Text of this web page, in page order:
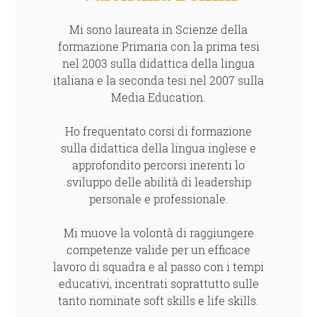
Mi sono laureata in Scienze della
formazione Primaria con la prima tesi
nel 2003 sulla didattica della lingua
italiana e la seconda tesi nel 2007 sulla
Media Education.
Ho frequentato corsi di formazione
sulla didattica della lingua inglese e
approfondito percorsi inerenti lo
sviluppo delle abilità di leadership
personale e professionale.
Mi muove la volontà di raggiungere
competenze valide per un efficace
lavoro di squadra e al passo con i tempi
educativi, incentrati soprattutto sulle
tanto nominate soft skills e life skills.